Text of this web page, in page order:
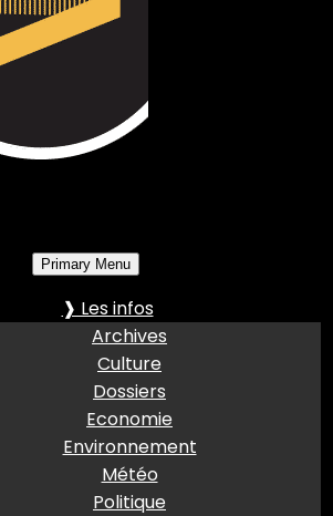
Primary Menu
❱ Les infos
Archives
Culture
Dossiers
Economie
Environnement
Météo
Politique